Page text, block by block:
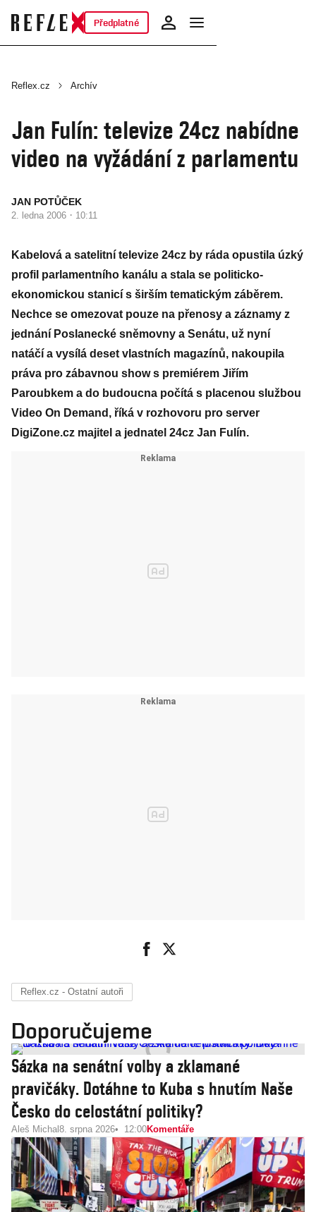
Předplatné
Reflex.cz Archív
Jan Fulín: televize 24cz nabídne
video na vyžádání z parlamentu
JAN POTŮČEK
2. ledna 2006 · 10:11
Kabelová a satelitní televize 24cz by ráda opustila úzký
profil parlamentního kanálu a stala se politicko-
ekonomickou stanicí s širším tematickým záběrem.
Nechce se omezovat pouze na přenosy a záznamy z
jednání Poslanecké sněmovny a Senátu, už nyní
natáčí a vysílá deset vlastních magazínů, nakoupila
práva pro zábavnou show s premiérem Jiřím
Paroubkem a do budoucna počítá s placenou službou
Video On Demand, říká v rozhovoru pro server
DigiZone.cz majitel a jednatel 24cz Jan Fulín.
Reflex.cz - Ostatní autoři
Doporučujeme
Sázka na senátní volby a zklamané
pravičáky. Dotáhne to Kuba s hnutím Naše
Česko do celostátní politiky?
Aleš Michal 8. srpna 2026 12:00Komentáře